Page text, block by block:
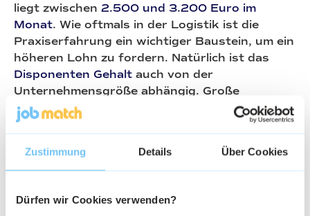
Zustimmung Details Über Cookies
Dürfen wir Cookies verwenden?
liegt zwischen 2.500 und 3.200 Euro im
Monat. Wie oftmals in der Logistik ist die
Praxiserfahrung ein wichtiger Baustein, um ein
höheren Lohn zu fordern. Natürlich ist das
Disponenten Gehalt auch von der
Unternehmensgröße abhängig. Große
Unternehmen können meistens mehr zahlen
als kleine Familienunternehmen.